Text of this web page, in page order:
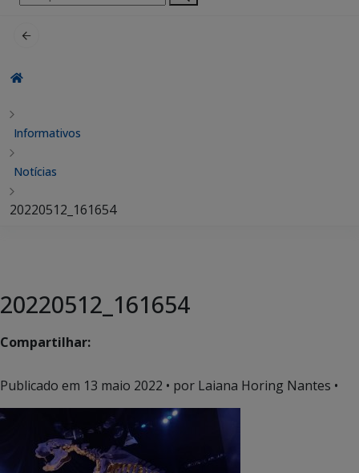
por:
Informativos
Notícias
20220512_161654
20220512_161654
Compartilhar:
Publicado em 13 maio 2022 • por Laiana Horing Nantes •